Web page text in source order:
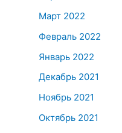
Март 2022
Февраль 2022
Январь 2022
Декабрь 2021
Ноябрь 2021
Октябрь 2021